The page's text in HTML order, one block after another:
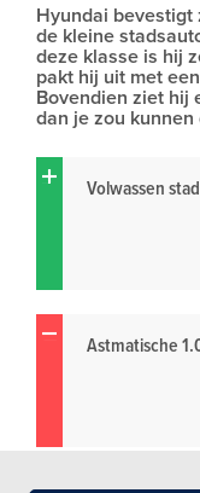
Hyundai
de kleine
deze klasse is hij
pakt hij uit met
Bovendien ziet hij
dan je zou kunnen
Volwassen
Astmatische